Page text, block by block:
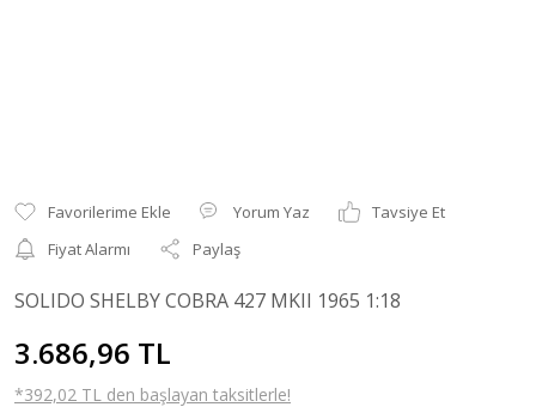
Yorum Yaz
Tavsiye Et
Fiyat Alarmı
Paylaş
SOLIDO SHELBY COBRA 427 MKII 1965 1:18
3.686,96 TL
*392,02 TL den başlayan taksitlerle!